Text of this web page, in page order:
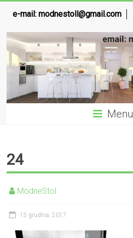
e-mail:modnestoll@gmail.com
Menu
24
ModneStol
15 grudnia, 2017